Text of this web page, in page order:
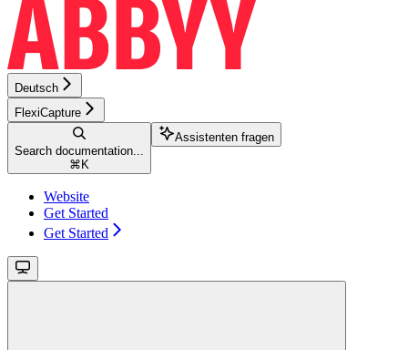
Deutsch
FlexiCapture
Search documentation...
⌘ K
Assistenten fragen
Website
Get Started
Get Started